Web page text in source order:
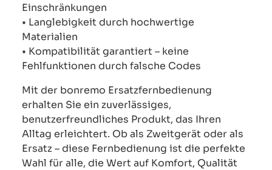
Einschränkungen
• Langlebigkeit durch hochwertige
Materialien
• Kompatibilität garantiert – keine
Fehlfunktionen durch falsche Codes
Mit der bonremo Ersatzfernbedienung
erhalten Sie ein zuverlässiges,
benutzerfreundliches Produkt, das Ihren
Alltag erleichtert. Ob als Zweitgerät oder als
Ersatz – diese Fernbedienung ist die perfekte
Wahl für alle, die Wert auf Komfort, Qualität